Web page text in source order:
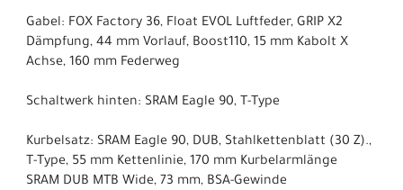
Gabel: FOX Factory 36, Float EVOL Luftfeder, GRIP X2
Dämpfung, 44 mm Vorlauf, Boost110, 15 mm Kabolt X
Achse, 160 mm Federweg
Schaltwerk hinten: SRAM Eagle 90, T-Type
Kurbelsatz: SRAM Eagle 90, DUB, Stahlkettenblatt (30 Z).,
T-Type, 55 mm Kettenlinie, 170 mm Kurbelarmlänge
SRAM DUB MTB Wide, 73 mm, BSA-Gewinde